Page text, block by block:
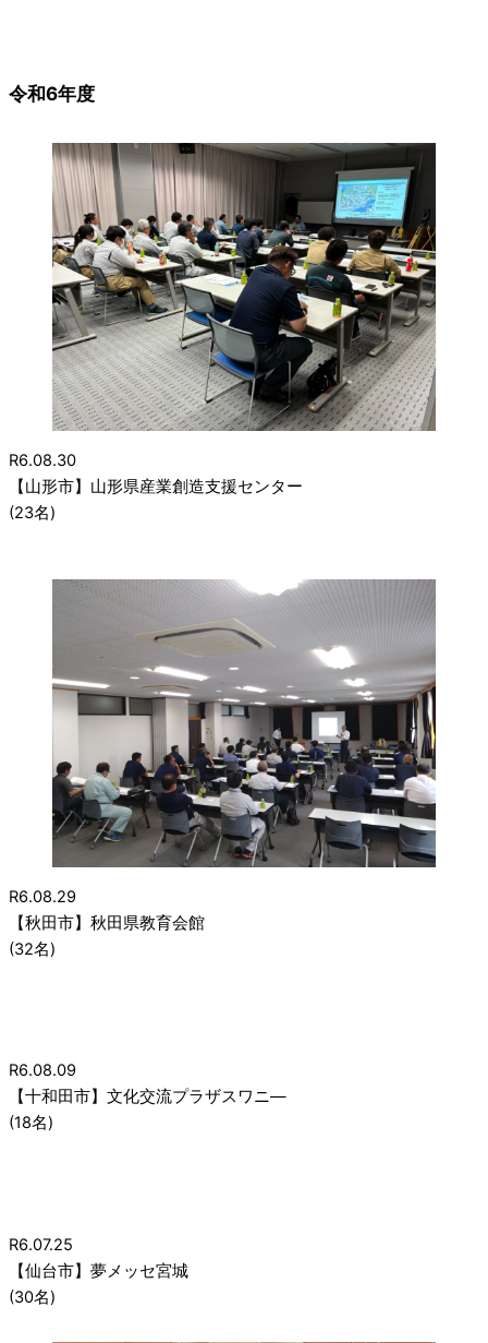
令和6年度
R6.08.30
【山形市】山形県産業創造支援センター
(23名)
R6.08.29
【秋田市】秋田県教育会館
(32名)
R6.08.09
【十和田市】文化交流プラザスワニ―
(18名)
R6.07.25
【仙台市】夢メッセ宮城
(30名)